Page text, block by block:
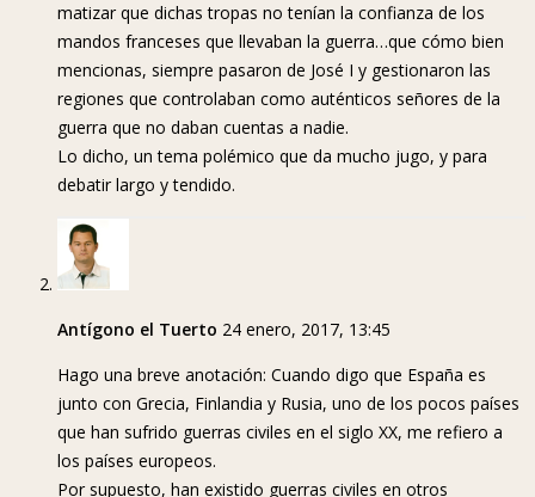
matizar que dichas tropas no tenían la confianza de los
mandos franceses que llevaban la guerra…que cómo bien
mencionas, siempre pasaron de José I y gestionaron las
regiones que controlaban como auténticos señores de la
guerra que no daban cuentas a nadie.
Lo dicho, un tema polémico que da mucho jugo, y para
debatir largo y tendido.
Antígono el Tuerto 24 enero, 2017, 13:45
Hago una breve anotación: Cuando digo que España es
junto con Grecia, Finlandia y Rusia, uno de los pocos países
que han sufrido guerras civiles en el siglo XX, me refiero a
los países europeos.
Por supuesto, han existido guerras civiles en otros